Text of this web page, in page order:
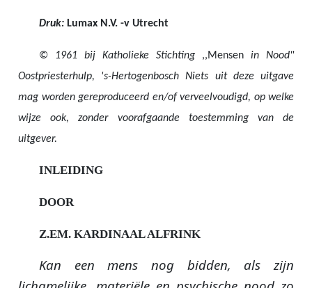
Druk: Lumax N.V. -v Utrecht
© 1961 bij Katholieke Stichting ,,Mensen in Nood"
Oostpriesterhulp, 's-Hertogenbosch Niets uit deze uitgave
mag worden gereproduceerd en/of verveelvoudigd, op welke
wijze ook, zonder voorafgaande toestemming van de
uitgever.
INLEIDING
DOOR
Z.EM. KARDINAAL ALFRINK
Kan een mens nog bidden, als zijn